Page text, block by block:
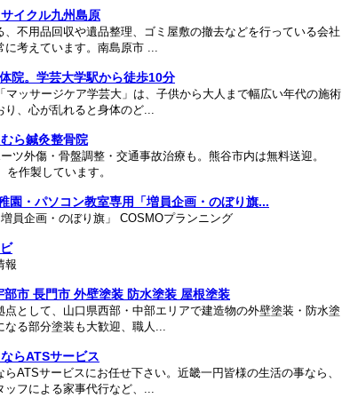
イクル九州島原
不用品回収や遺品整理、ゴミ屋敷の撤去などを行っている会社
に考えています。南島原市 ...
院。学芸大学駅から徒歩10分
ッサージケア学芸大」は、子供から大人まで幅広い年代の施術
、心が乱れると身体のど...
ら鍼灸整骨院
ツ外傷・骨盤調整・交通事故治療も。熊谷市内は無料送迎。
作製しています。
園・パソコン教室専用「増員企画・のぼり旗...
員企画・のぼり旗」 COSMOプランニング
報
市 長門市 外壁塗装 防水塗装 屋根塗装
として、山口県西部・中部エリアで建造物の外壁塗装・防水塗
る部分塗装も大歓迎、職人...
らATSサービス
ATSサービスにお任せ下さい。近畿一円皆様の生活の事なら、
フによる家事代行など、...